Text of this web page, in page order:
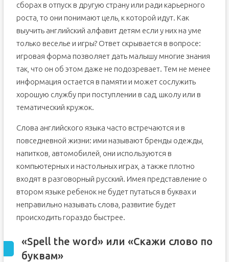
сборах в отпуск в другую страну или ради карьерного
роста, то они понимают цель, к которой идут. Как
выучить английский алфавит детям если у них на уме
только веселье и игры? Ответ скрывается в вопросе:
игровая форма позволяет дать малышу многие знания
так, что он об этом даже не подозревает. Тем не менее
информация остается в памяти и может сослужить
хорошую службу при поступлении в сад, школу или в
тематический кружок.
Слова английского языка часто встречаются и в
повседневной жизни: ими называют бренды одежды,
напитков, автомобилей, они используются в
компьютерных и настольных играх, а также плотно
входят в разговорный русский. Имея представление о
втором языке ребенок не будет путаться в буквах и
неправильно называть слова, развитие будет
происходить гораздо быстрее.
«Spell the word» или «Скажи слово по
буквам»